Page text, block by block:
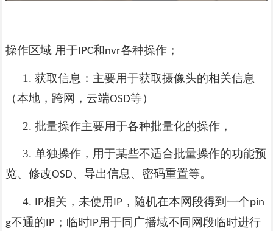
操作区域 用于IPC和nvr各种操作；
1. 获取信息：主要用于获取摄像头的相关信息
（本地，跨网，云端OSD等）
2. 批量操作主要用于各种批量化的操作，
3. 单独操作，用于某些不适合批量操作的功能预
览、修改OSD、导出信息、密码重置等。
4. IP相关，未使用 IP，随机在本网段得到一个pin
g不通的IP；临时IP用于同广播域不同网段临时进行